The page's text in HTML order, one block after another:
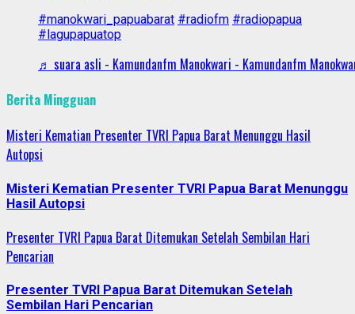
#manokwari_papuabarat #radiofm #radiopapua
#lagupapuatop
♬ suara asli - Kamundanfm Manokwari - Kamundanfm
Berita Mingguan
Misteri Kematian Presenter TVRI Papua Barat Menunggu Hasil
Autopsi
Misteri Kematian Presenter TVRI Papua Barat Menunggu
Hasil Autopsi
Presenter TVRI Papua Barat Ditemukan Setelah Sembilan Hari
Pencarian
Presenter TVRI Papua Barat Ditemukan Setelah
Sembilan Hari Pencarian